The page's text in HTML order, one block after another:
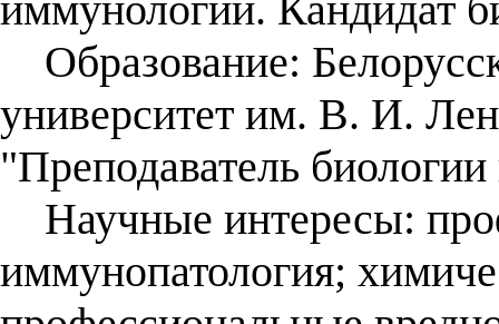
Образование:
университет им. В. И.
"Преподаватель
Научные интересы:
иммунопатология;